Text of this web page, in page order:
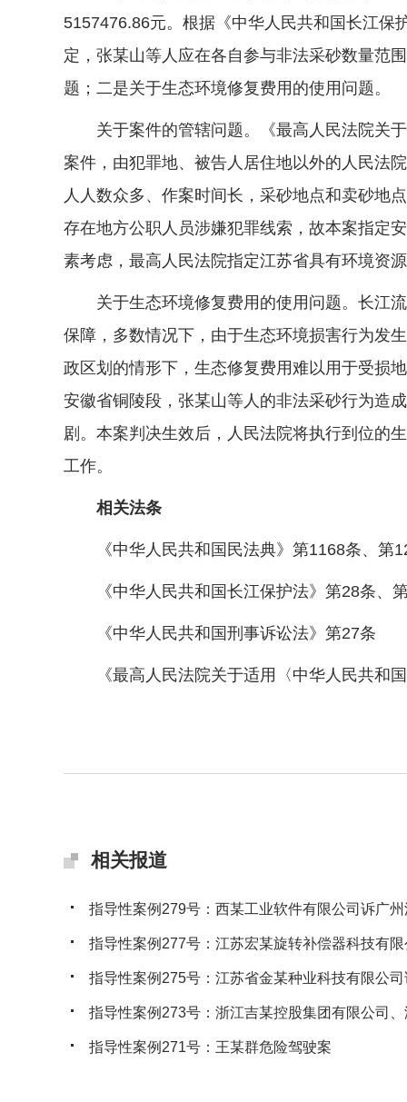
5157476.86元。根据《中华人民共和国长江保
定，张某山等人应在各自参与非法采砂数量范
题；二是关于生态环境修复费用的使用问题。
关于案件的管辖问题。《最高人民法院关于
案件，由犯罪地、被告人居住地以外的人民法
人人数众多、作案时间长，采砂地点和卖砂地
存在地方公职人员涉嫌犯罪线索，故本案指定
素考虑，最高人民法院指定江苏省具有环境资
关于生态环境修复费用的使用问题。长江流
保障，多数情况下，由于生态环境损害行为发
政区划的情形下，生态修复费用难以用于受损
安徽省铜陵段，张某山等人的非法采砂行为造
剧。本案判决生效后，人民法院将执行到位的
工作。
相关法条
《中华人民共和国民法典》第1168条、第
《中华人民共和国长江保护法》第28条、
《中华人民共和国刑事诉讼法》第27条
《最高人民法院关于适用〈中华人民共和国
相关报道
指导性案例279号：西某工业软件有限公司诉广
指导性案例277号：江苏宏某旋转补偿器科技有
指导性案例275号：江苏省金某种业科技有限公
指导性案例273号：浙江吉某控股集团有限公司
指导性案例271号：王某群危险驾驶案